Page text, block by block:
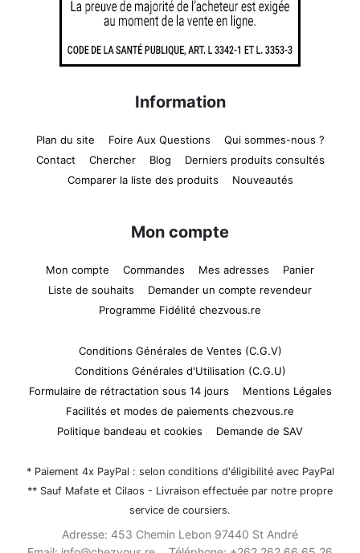
Information
Plan du site Foire Aux Questions
Qui sommes-nous ?
Contact
Chercher Blog
Derniers produits consultés
Comparer la liste des produits
Nouveautés
Mon compte
Mon compte Commandes Mes adresses
Panier
Liste de souhaits
Demander un compte revendeur
Programme Fidélité chezvous.re
Conditions Générales de Ventes (C.G.V)
Conditions Générales d'Utilisation (C.G.U)
Formulaire de rétractation sous 14 jours
Mentions Légales
Facilités et modes de paiements chezvous.re
Politique bandeau et cookies
Demande de SAV
* Paiement 4x PayPal : selon conditions d'éligibilité avec PayPal
** Sauf Mafate et Cilaos - Livraison effectuée par notre propre
service de coursiers.
Adresse: 453 Chemin Lebon 97440 St André